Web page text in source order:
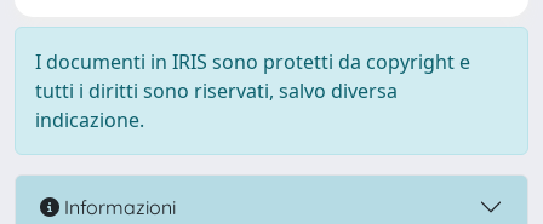
I documenti in IRIS sono protetti da copyright e
tutti i diritti sono riservati, salvo diversa
indicazione.
Informazioni